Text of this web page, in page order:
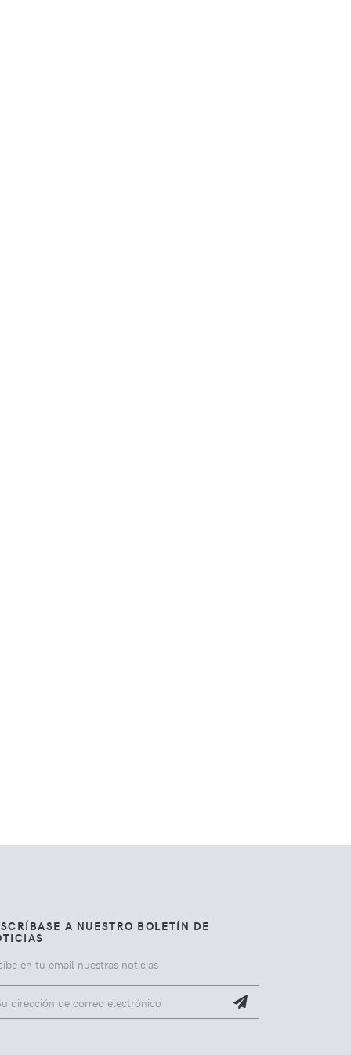
A NUESTRO BOLETÍN DE
en tu email nuestras noticias